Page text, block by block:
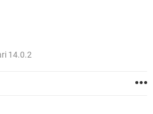
14.0.2